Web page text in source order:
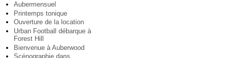
Aubermensuel
Printemps tonique
Ouverture de la location
Urban Football débarque à
Forest Hill
Bienvenue à Auberwood
Scénographie dans